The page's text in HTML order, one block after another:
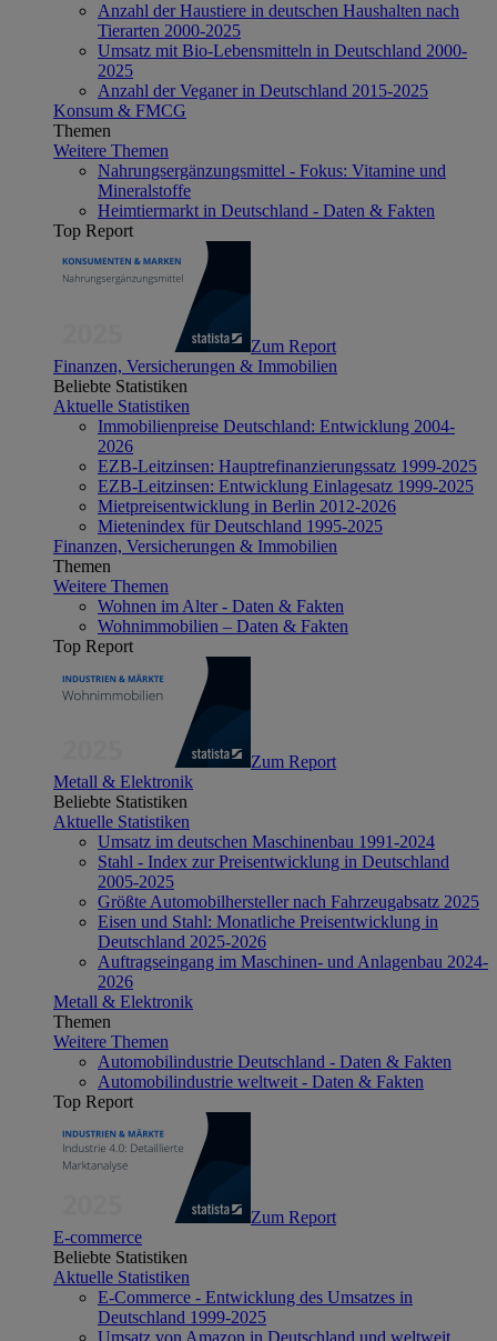
Anzahl der Haustiere in deutschen Haushalten nach
Tierarten 2000-2025
Umsatz mit Bio-Lebensmitteln in Deutschland 2000-
2025
Anzahl der Veganer in Deutschland 2015-2025
Konsum & FMCG
Themen
Weitere Themen
Nahrungsergänzungsmittel - Fokus: Vitamine und
Mineralstoffe
Heimtiermarkt in Deutschland - Daten & Fakten
Top Report
Zum Report
Finanzen, Versicherungen & Immobilien
Beliebte Statistiken
Aktuelle Statistiken
Immobilienpreise Deutschland: Entwicklung 2004-
2026
EZB-Leitzinsen: Hauptrefinanzierungssatz 1999-2025
EZB-Leitzinsen: Entwicklung Einlagesatz 1999-2025
Mietpreisentwicklung in Berlin 2012-2026
Mietenindex für Deutschland 1995-2025
Finanzen, Versicherungen & Immobilien
Themen
Weitere Themen
Wohnen im Alter - Daten & Fakten
Wohnimmobilien – Daten & Fakten
Top Report
Zum Report
Metall & Elektronik
Beliebte Statistiken
Aktuelle Statistiken
Umsatz im deutschen Maschinenbau 1991-2024
Stahl - Index zur Preisentwicklung in Deutschland
2005-2025
Größte Automobilhersteller nach Fahrzeugabsatz 2025
Eisen und Stahl: Monatliche Preisentwicklung in
Deutschland 2025-2026
Auftragseingang im Maschinen- und Anlagenbau 2024-
2026
Metall & Elektronik
Themen
Weitere Themen
Automobilindustrie Deutschland - Daten & Fakten
Automobilindustrie weltweit - Daten & Fakten
Top Report
Zum Report
E-commerce
Beliebte Statistiken
Aktuelle Statistiken
E-Commerce - Entwicklung des Umsatzes in
Deutschland 1999-2025
Umsatz von Amazon in Deutschland und weltweit